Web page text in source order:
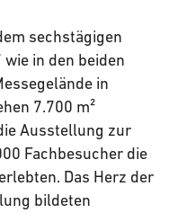
sechstägigen
in den beiden
in
7.700 m²
Ausstellung zur
Fachbesucher die
Das Herz der
bildeten